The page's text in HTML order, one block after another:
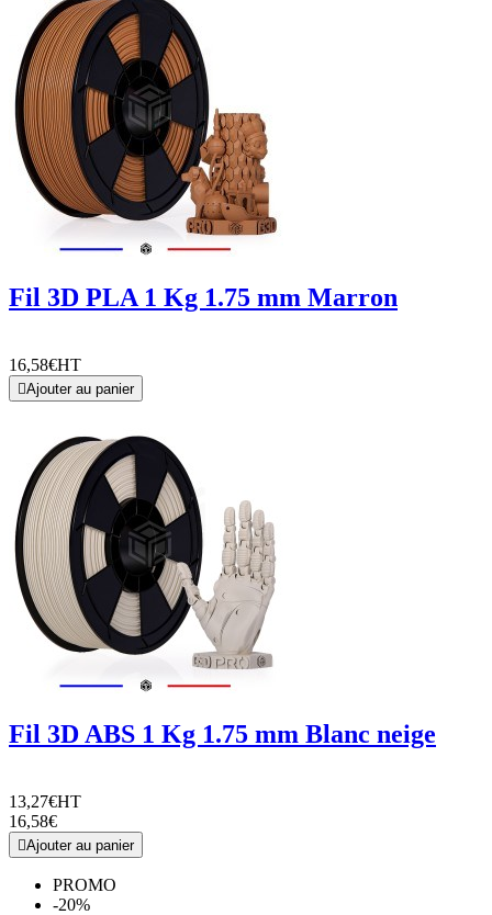
Fil 3D PLA 1 Kg 1.75 mm Marron
16,58€HT
Ajouter au panier
Fil 3D ABS 1 Kg 1.75 mm Blanc neige
13,27€HT
16,58€
Ajouter au panier
PROMO
-20%